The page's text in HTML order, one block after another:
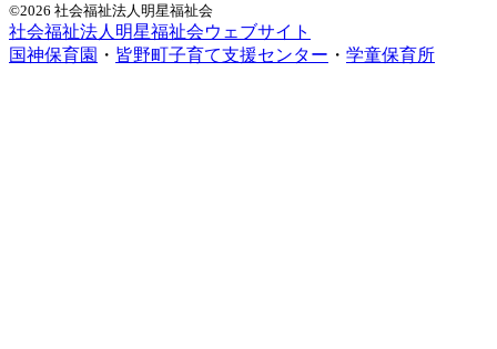
©2026 社会福祉法人明星福祉会
社会福祉法人明星福祉会ウェブサイト
国神保育園 ・ 皆野町子育て支援センター ・ 学童保育所